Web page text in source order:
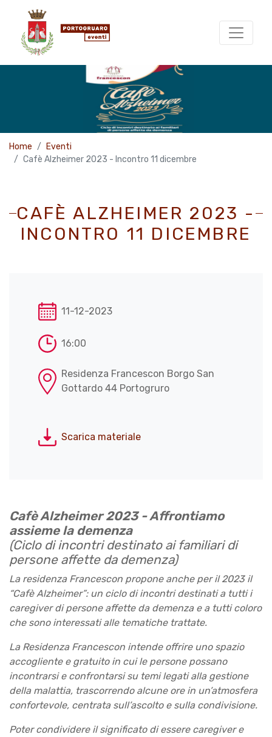
Home
Eventi
Cafè Alzheimer 2023 - Incontro 11 dicembre
CAFÈ ALZHEIMER 2023 -
INCONTRO 11 DICEMBRE
11-12-2023
16:00
Residenza Francescon Borgo San
Gottardo 44 Portogruro
Scarica materiale
Cafè Alzheimer 2023 - Affrontiamo
assieme la demenza
(Ciclo di incontri destinato ai familiari di
persone affette da demenza)
La residenza Francescon propone anche per il 2023 il
“Cafè Alzheimer”: un ciclo di incontri destinati a tutti i
caregiver di persone affette da demenza e a tutti coloro
che sono interessati alle tematiche trattate.
La Residenza Francescon intende offrire uno spazio
accogliente e gratuito in cui le persone possano
incontrarsi e confrontarsi su temi legati alla gestione
della malattia, trascorrendo alcune ore in un’atmosfera
confortevole, centrata sull’ascolto e sulla condivisione.
Poter condividere il significato di essere caregiver e